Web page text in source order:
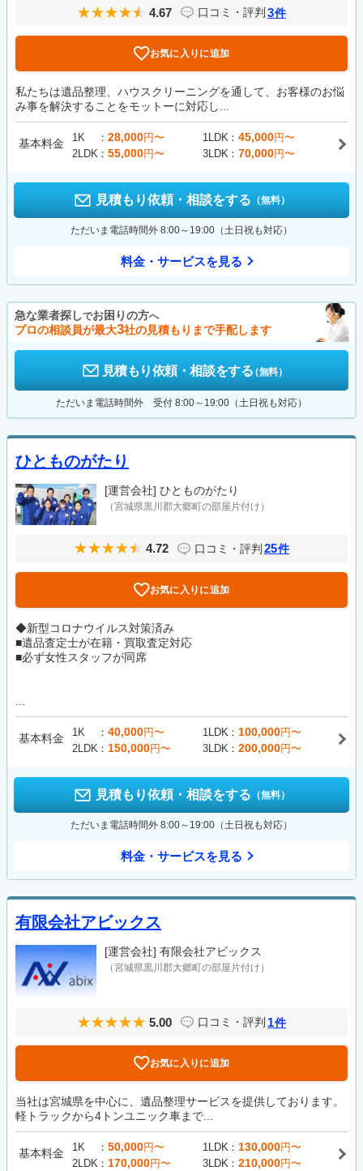
4.67 口コミ・評判 3件
お気に入りに追加
私たちは遺品整理、ハウスクリーニングを通して、お客様のお悩
み事を解決することをモットーに対応し...
基本料金 1K 28,000円〜 1LDK 45,000円〜
2LDK
55,000円〜 3LDK 70,000円〜
見積もり依頼・相談をする （無料）
ただいま電話時間外 8:00～19:00（土日祝も対応）
料金・サービスを見る
急な業者探しでお困りの方へ
プロの相談員が最大3社の見積もりまで手配します
見積もり依頼・相談をする（無料）
ただいま電話時間外 受付 8:00～19:00（土日祝も対応）
ひとものがたり
[運営会社] ひとものがたり
（宮城県黒川郡大郷町の部屋片付け）
4.72 口コミ・評判 25件
お気に入りに追加
◆新型コロナウイルス対策済み
■遺品査定士が在籍・買取査定対応
■必ず女性スタッフが同席
基本料金 1K 40,000円〜 1LDK 100,000円〜
2LDK
150,000円〜 3LDK 200,000円〜
見積もり依頼・相談をする （無料）
ただいま電話時間外 8:00～19:00（土日祝も対応）
料金・サービスを見る
有限会社アビックス
[運営会社] 有限会社アビックス
（宮城県黒川郡大郷町の部屋片付け）
5.00 口コミ・評判 1件
お気に入りに追加
当社は宮城県を中心に、遺品整理サービスを提供しております。
軽トラックから4トンユニック車まで...
基本料金 1K 50,000円〜 1LDK 130,000円〜
2LDK
170,000円〜 3LDK 210,000円〜